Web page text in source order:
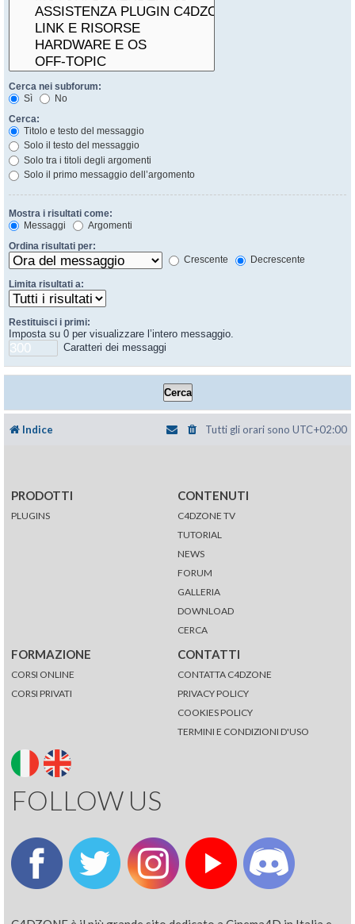
Cerca nei subforum:
Sì
No
Cerca:
Titolo e testo del messaggio
Solo il testo del messaggio
Solo tra i titoli degli argomenti
Solo il primo messaggio dell’argomento
Mostra i risultati come:
Messaggi
Argomenti
Ordina risultati per:
Crescente
Decrescente
Limita risultati a:
Restituisci i primi:
Imposta su 0 per visualizzare l’intero messaggio.
Caratteri dei messaggi
Indice Tutti gli orari sono UTC+02:00
PRODOTTI
PLUGINS
CONTENUTI
C4DZONE TV
TUTORIAL
NEWS
FORUM
GALLERIA
DOWNLOAD
CERCA
FORMAZIONE
CORSI ONLINE
CORSI PRIVATI
CONTATTI
CONTATTA C4DZONE
PRIVACY POLICY
COOKIES POLICY
TERMINI E CONDIZIONI D'USO
FOLLOW US